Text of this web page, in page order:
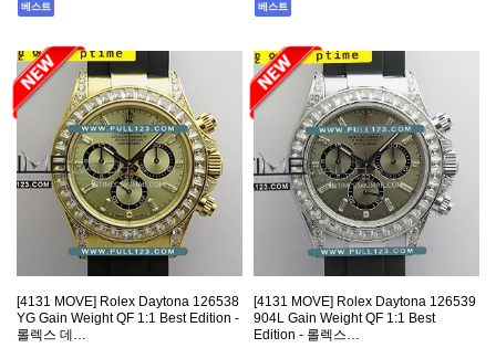
베스트 베스트
[4131 MOVE] Rolex Daytona 126538
YG Gain Weight QF 1:1 Best Edition -
롤렉스 데…
[4131 MOVE] Rolex Daytona 126539
904L Gain Weight QF 1:1 Best
Edition - 롤렉스…